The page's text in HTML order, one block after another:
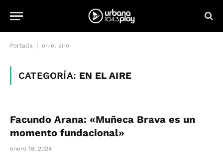
Portada en el aire
CATEGORÍA: EN EL AIRE
Facundo Arana: «Muñeca Brava es un
momento fundacional»
enero 18, 2024